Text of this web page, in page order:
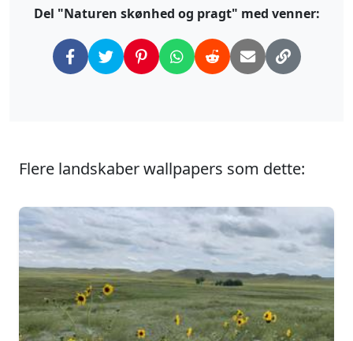
Del "Naturen skønhed og pragt" med venner:
Flere landskaber wallpapers som dette: